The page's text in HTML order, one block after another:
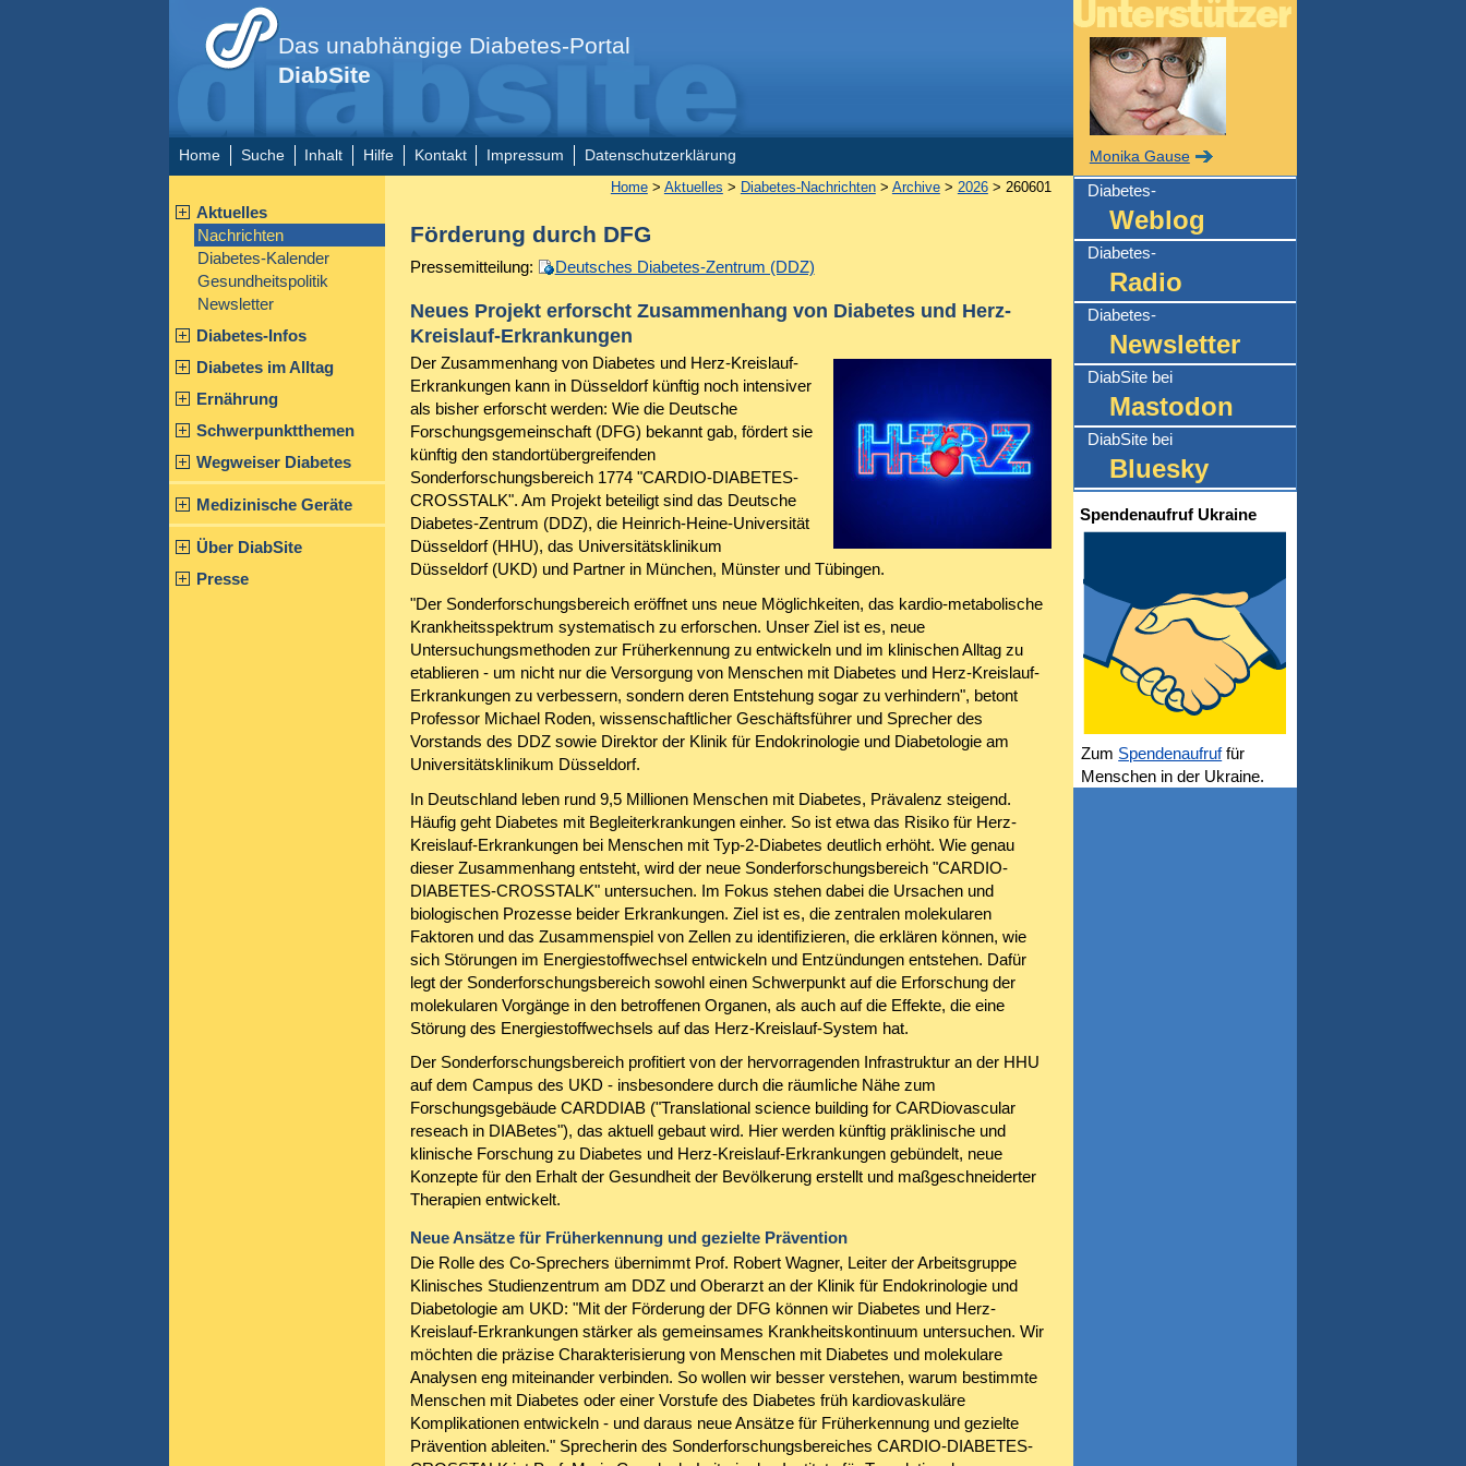
Das unabhängige Diabetes-Portal
DiabSite
Home Suche Inhalt Hilfe Kontakt Impressum Datenschutzerklärung
Aktuelles
Nachrichten
Diabetes-Kalender
Gesundheitspolitik
Newsletter
Diabetes-Infos
Diabetes im Alltag
Ernährung
Schwerpunktthemen
Wegweiser Diabetes
Medizinische Geräte
Über DiabSite
Presse
Home> Aktuelles > Diabetes-Nachrichten> Archive> 2026> 260601
Förderung durch DFG
Pressemitteilung: Deutsches Diabetes-Zentrum (DDZ)
Neues Projekt erforscht Zusammenhang von Diabetes und Herz-
Kreislauf-Erkrankungen
Der Zusammenhang von Diabetes und Herz-Kreislauf-
Erkrankungen kann in Düsseldorf künftig noch intensiver
als bisher erforscht werden: Wie die Deutsche
Forschungsgemeinschaft (DFG) bekannt gab, fördert sie
künftig den standortübergreifenden
Sonderforschungsbereich 1774 "CARDIO-DIABETES-
CROSSTALK". Am Projekt beteiligt sind das Deutsche
Diabetes-Zentrum (DDZ), die Heinrich-Heine-Universität
Düsseldorf (HHU), das Universitätsklinikum
Düsseldorf (UKD) und Partner in München, Münster und Tübingen.
"Der Sonderforschungsbereich eröffnet uns neue Möglichkeiten, das kardio-metabolische
Krankheitsspektrum systematisch zu erforschen. Unser Ziel ist es, neue
Untersuchungsmethoden zur Früherkennung zu entwickeln und im klinischen Alltag zu
etablieren - um nicht nur die Versorgung von Menschen mit Diabetes und Herz-Kreislauf-
Erkrankungen zu verbessern, sondern deren Entstehung sogar zu verhindern", betont
Professor Michael Roden, wissenschaftlicher Geschäftsführer und Sprecher des
Vorstands des DDZ sowie Direktor der Klinik für Endokrinologie und Diabetologie am
Universitätsklinikum Düsseldorf.
In Deutschland leben rund 9,5 Millionen Menschen mit Diabetes, Prävalenz steigend.
Häufig geht Diabetes mit Begleiterkrankungen einher. So ist etwa das Risiko für Herz-
Kreislauf-Erkrankungen bei Menschen mit Typ-2-Diabetes deutlich erhöht. Wie genau
dieser Zusammenhang entsteht, wird der neue Sonderforschungsbereich "CARDIO-
DIABETES-CROSSTALK" untersuchen. Im Fokus stehen dabei die Ursachen und
biologischen Prozesse beider Erkrankungen. Ziel ist es, die zentralen molekularen
Faktoren und das Zusammenspiel von Zellen zu identifizieren, die erklären können, wie
sich Störungen im Energiestoffwechsel entwickeln und Entzündungen entstehen. Dafür
legt der Sonderforschungsbereich sowohl einen Schwerpunkt auf die Erforschung der
molekularen Vorgänge in den betroffenen Organen, als auch auf die Effekte, die eine
Störung des Energiestoffwechsels auf das Herz-Kreislauf-System hat.
Der Sonderforschungsbereich profitiert von der hervorragenden Infrastruktur an der HHU
auf dem Campus des UKD - insbesondere durch die räumliche Nähe zum
Forschungsgebäude CARDDIAB ("Translational science building for CARDiovascular
reseach in DIABetes"), das aktuell gebaut wird. Hier werden künftig präklinische und
klinische Forschung zu Diabetes und Herz-Kreislauf-Erkrankungen gebündelt, neue
Konzepte für den Erhalt der Gesundheit der Bevölkerung erstellt und maßgeschneiderter
Therapien entwickelt.
Neue Ansätze für Früherkennung und gezielte Prävention
Die Rolle des Co-Sprechers übernimmt Prof. Robert Wagner, Leiter der Arbeitsgruppe
Klinisches Studienzentrum am DDZ und Oberarzt an der Klinik für Endokrinologie und
Diabetologie am UKD: "Mit der Förderung der DFG können wir Diabetes und Herz-
Kreislauf-Erkrankungen stärker als gemeinsames Krankheitskontinuum untersuchen. Wir
möchten die präzise Charakterisierung von Menschen mit Diabetes und molekulare
Analysen eng miteinander verbinden. So wollen wir besser verstehen, warum bestimmte
Menschen mit Diabetes oder einer Vorstufe des Diabetes früh kardiovaskuläre
Komplikationen entwickeln - und daraus neue Ansätze für Früherkennung und gezielte
Prävention ableiten." Sprecherin des Sonderforschungsbereiches CARDIO-DIABETES-
Monika Gause
Diabetes-
Weblog
Diabetes-
Radio
Diabetes-
Newsletter
DiabSite bei
Mastodon
DiabSite bei
Bluesky
Spendenaufruf Ukraine
Zum Spendenaufruffür
Menschen in der Ukraine.